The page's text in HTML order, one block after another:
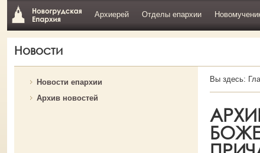
Архиерей Отделы епархии
Новости
Новости епархии
Архив новостей
Вы здесь: